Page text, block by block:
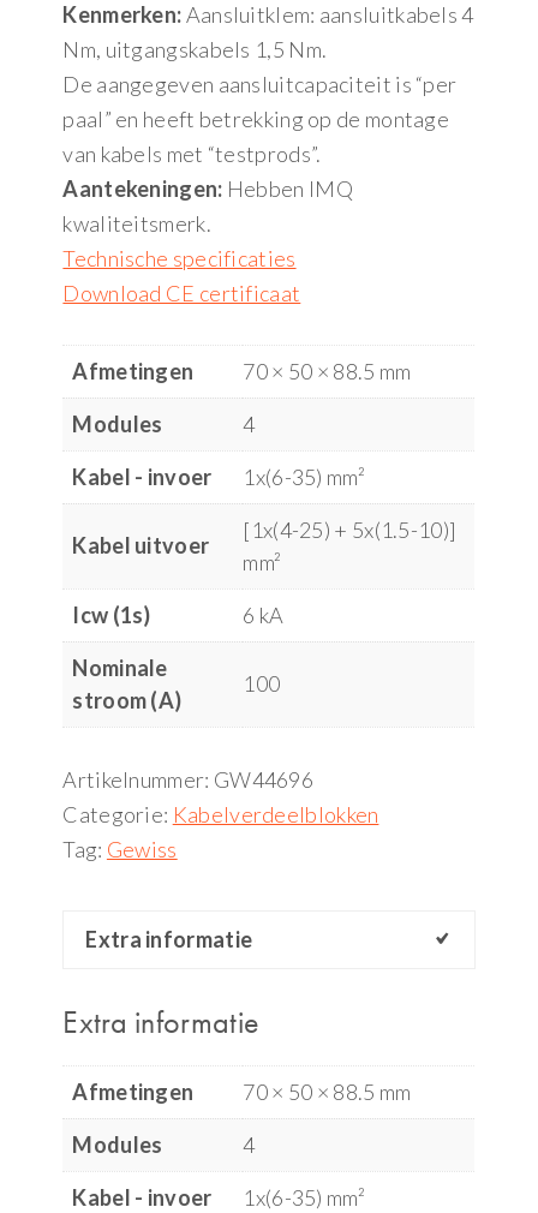
Kenmerken:Aansluitklem: aansluitkabels 4
Nm, uitgangskabels 1,5 Nm.
De aangegeven aansluitcapaciteit is “per
paal” en heeft betrekking op de montage
van kabels met “testprods”.
Aantekeningen: Hebben IMQ
kwaliteitsmerk.
Technische specificaties
Download CE certificaat
Afmetingen
70 × 50 × 88.5 mm
Modules
4
Kabel - invoer
1x(6-35) mm²
Kabel uitvoer
[1x(4-25) + 5x(1.5-10)]
mm²
Icw (1s)
6 kA
Nominale
stroom (A)
100
Artikelnummer: GW44696
Categorie: Kabelverdeelblokken
Tag: Gewiss
Extra informatie
Extra informatie
Afmetingen
70 × 50 × 88.5 mm
Modules
4
Kabel - invoer
1x(6-35) mm²